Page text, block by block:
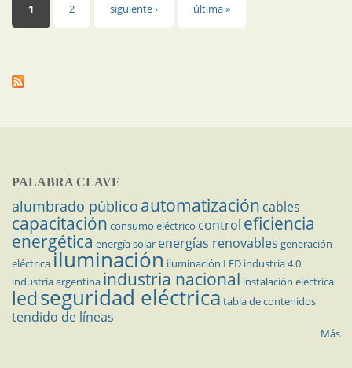
Páginas
1 2 siguiente › última »
PALABRA CLAVE
alumbrado público automatización cables
capacitación consumo eléctrico control eficiencia
energética energía solar energías renovables generación
eléctricailuminación iluminación LED industria 4.0
industria argentina industria nacional instalación eléctrica
ledseguridad eléctrica tabla de contenidos
tendido de líneas
Más